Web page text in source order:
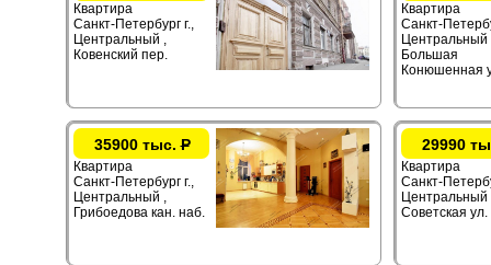
Квартира
Санкт-Петербург г.,
Центральный ,
Ковенский пер.
Квартира
Санкт-
Центральный
Большая
Конюшенная
35900 тыс.Р
Квартира
Санкт-Петербург г.,
Центральный ,
Грибоедова кан. наб.
29990
Квартира
Санкт-
Центральный
Советская ул.